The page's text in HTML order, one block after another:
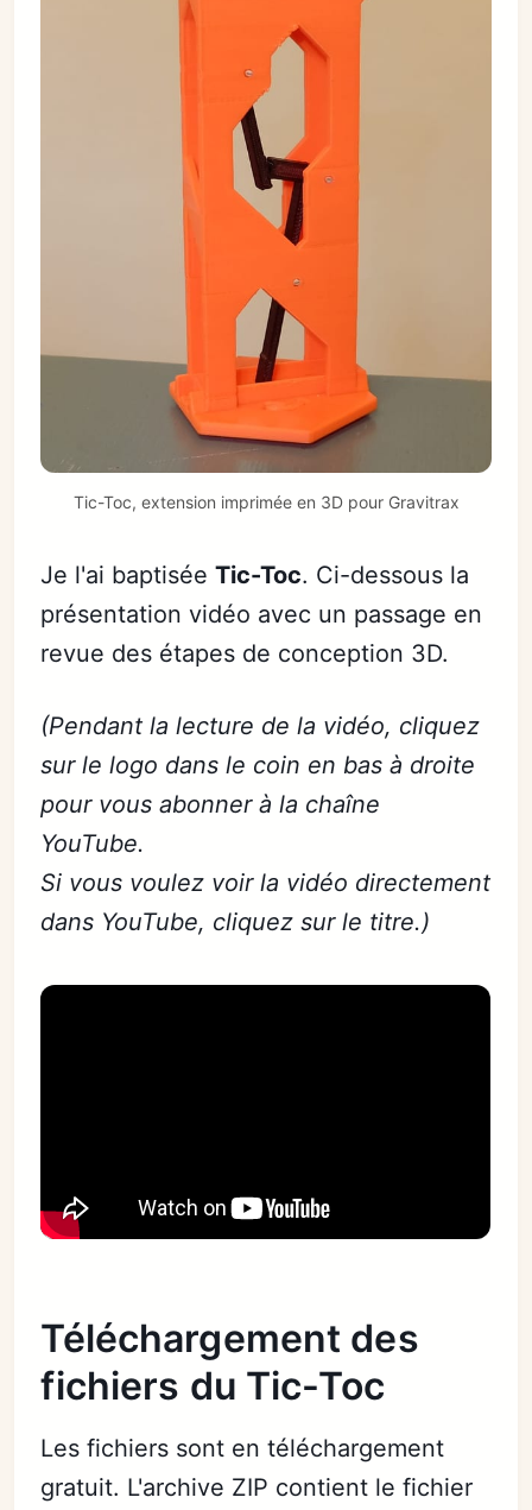
Tic-Toc, extension imprimée en 3D pour Gravitrax
Je l'ai baptiséeTic-Toc. Ci-dessous la
présentation vidéo avec un passage en
revue des étapes de conception 3D.
(Pendant la lecture de la vidéo, cliquez
sur le logo dans le coin en bas à droite
pour vous abonner à la chaîne
YouTube.
Si vous voulez voir la vidéo directement
dans YouTube, cliquez sur le titre.)
Téléchargement des
fichiers du Tic-Toc
Les fichiers sont en téléchargement
gratuit. L'archive ZIP contient le fichier